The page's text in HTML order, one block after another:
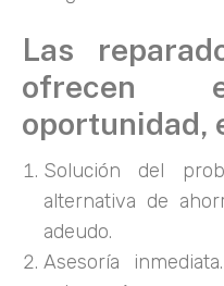
Las
ofrecen
oportunidad,
Solución del
alternativa de
adeudo.
Asesoría